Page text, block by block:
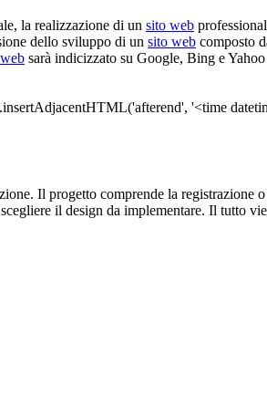
la realizzazione di un sito web
dello sviluppo di un sito web composto
sarà indicizzato su Google, Bing e
Il progetto comprende la registrazione
il design da implementare. Il tutto